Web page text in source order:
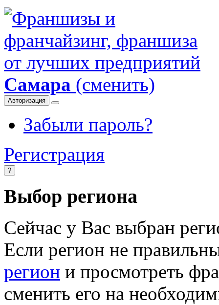
Самара (сменить)
Авторизация
Забыли пароль?
Регистрация
?
Выбор региона
Сейчас у Вас выбран
Если регион не
регион и просмотреть
сменить его на